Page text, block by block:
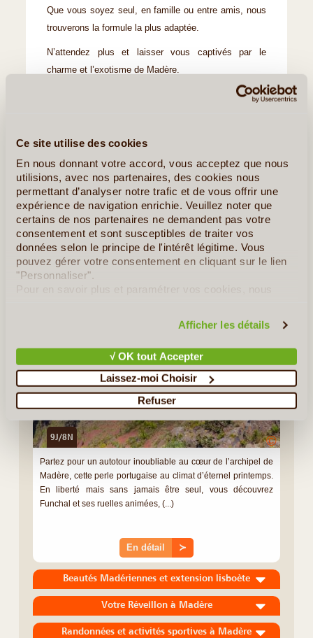
Ce site utilise des cookies
En nous donnant votre accord, vous acceptez que nous
utilisions, avec nos partenaires, des cookies nous
permettant d’analyser notre trafic et de vous offrir une
expérience de navigation enrichie. Veuillez noter que
certains de nos partenaires ne demandent pas votre
consentement et sont susceptibles de traiter vos
données selon le principe de l'intérêt légitime. Vous
pouvez gérer votre consentement en cliquant sur le lien
"Personnaliser".
Pour en savoir plus et paramétrer vos cookies, nous
Afficher les détails
√ OK tout Accepter
Laissez-moi Choisir
Refuser
Que vous soyez seul, en famille ou entre amis, nous
trouverons la formule la plus adaptée.
N’attendez plus et laisser vous captivés par le
charme et l’exotisme de Madère.
Idées de Voyages à Madère
Idées de Circuits
Terra Lusitania - Madère
Madère en Liberté
9J/8N ©
Partez pour un autotour inoubliable au cœur de l’archipel de
Madère, cette perle portugaise au climat d’éternel printemps.
En liberté mais sans jamais être seul, vous découvrez
Funchal et ses ruelles animées, (...)
En détail ≻
Beautés Madériennes et extension lisboète
Votre Réveillon à Madère
Randonnées et activités sportives à Madère